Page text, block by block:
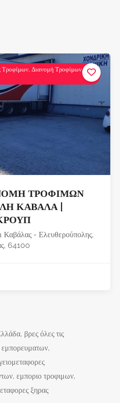
Τροφίμων, Διανομή Τροφίμων,
ΤΡΟΦΙΜΩΝ
ΚΑΒΑΛΑ |
- Ελευθερούπολης,
64100
βρες όλες τις
εμπορευματων,
εμποριο τροφιμων,
ξηρας